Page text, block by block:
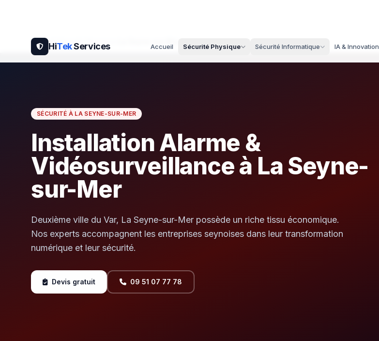
HiTekServices Accueil Sécurité Physique Sécurité Informatique IA & Innovation
Accueil Sécurité Physique
SÉCURITÉ À LA SEYNE-SUR-MER
Installation Alarme &
Vidéosurveillance à La Seyne-
sur-Mer
Deuxième ville du Var, La Seyne-sur-Mer possède un riche tissu économique.
Nos experts accompagnent les entreprises seynoises dans leur transformation
numérique et leur sécurité.
Devis gratuit 09 51 07 77 78